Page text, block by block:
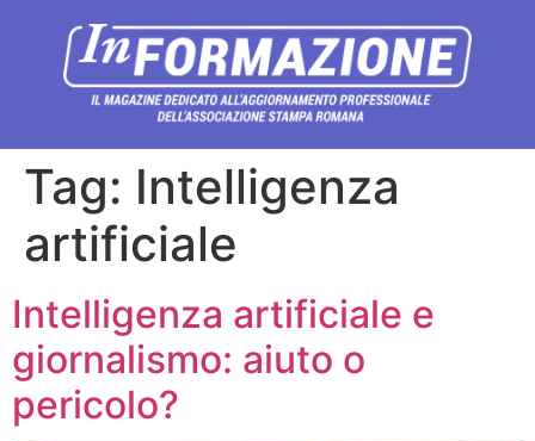
Tag: Intelligenza
artificiale
Intelligenza artificiale e
giornalismo: aiuto o
pericolo?